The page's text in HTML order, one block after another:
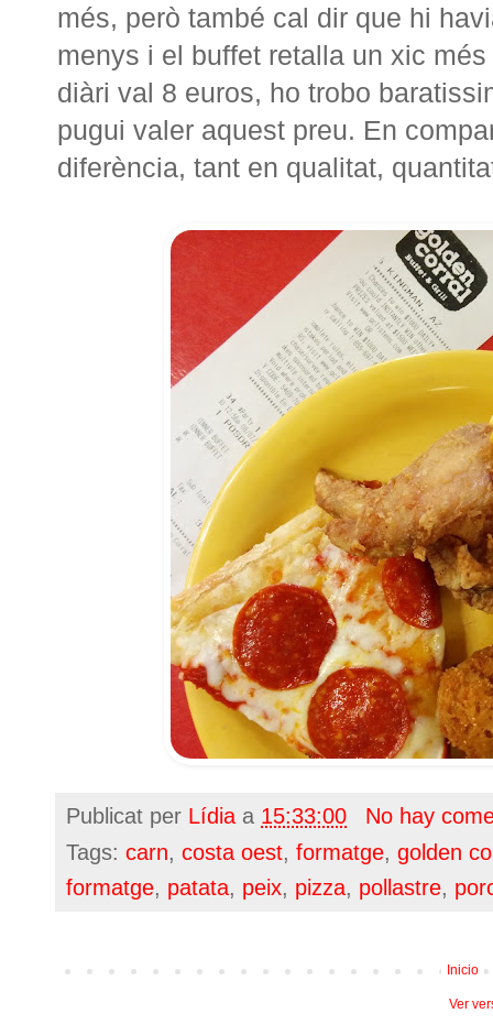
més, però també cal dir que hi
menys i el buffet retalla un xic
diàri val 8 euros, ho trobo
pugui valer aquest preu. En
diferència, tant en qualitat,
Publicat per Lídia a 15:33:00
No hay
Tags: carn, costa oest, formatge, golden
formatge, patata, peix, pizza, pollastre,
Inicio
Ver